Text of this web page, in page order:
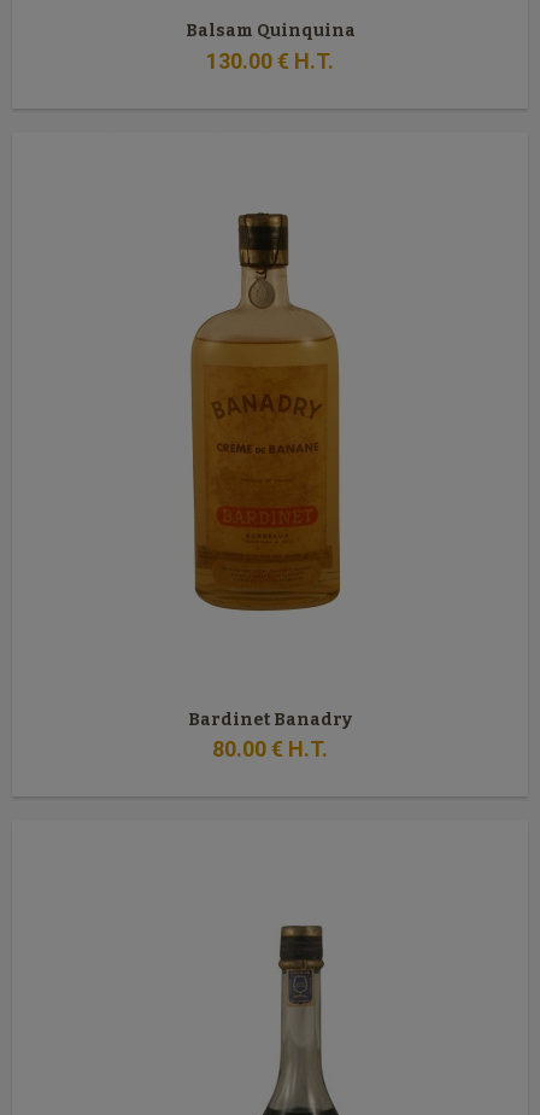
Balsam Quinquina
130.00€ H.T.
Bardinet Banadry
80.00€ H.T.